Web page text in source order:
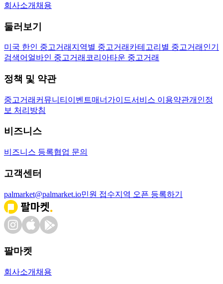
회사소개 채용
둘러보기
미국 한인 중고거래 지역별 중고거래 카테고리별 중고거래 인기
검색어 얼바인 중고거래 코리아타운 중고거래
정책 및 약관
중고거래 커뮤니티 이벤트매너가이드서비스 이용약관개인정
보 처리방침
비즈니스
비즈니스 등록협업 문의
고객센터
palmarket@palmarket.io민원 접수지역 오픈 등록하기
팔마켓
회사소개 채용